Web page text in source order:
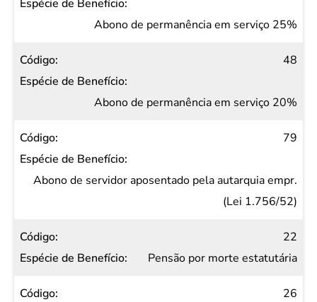
Abono de permanência em serviço 25%
48
Abono de permanência em serviço 20%
79
Abono de servidor aposentado pela autarquia empr.
(Lei 1.756/52)
22
Pensão por morte estatutária
26